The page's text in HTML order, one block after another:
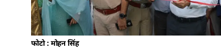
फोटो : मोहन सिंह